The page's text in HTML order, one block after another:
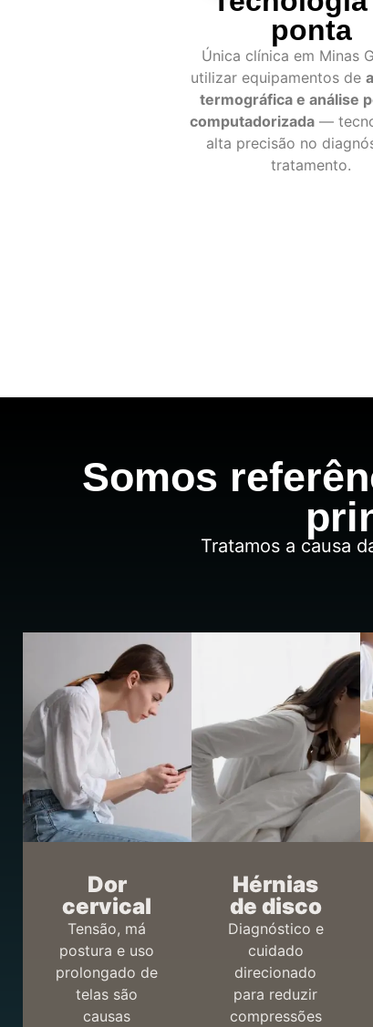
ponta
Única clínica em Minas
utilizar equipamentos de
termográfica e análise
computadorizada—
alta precisão no
tratamento.
Somos
Tratamos a causa
Dor
cervical
Tensão, má
postura e uso
prolongado de
telas são
causas
Hérnias
de disco
Diagnóstico e
cuidado
direcionado
para reduzir
compressões